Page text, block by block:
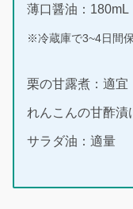
薄口醤油：180mL
※冷蔵庫で3~4日間
栗の甘露煮：適宜
れんこんの甘酢漬
サラダ油：適量